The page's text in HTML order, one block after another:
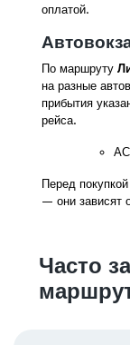
оплатой.
По маршруту
на разные
прибытия
рейса.
АС
Перед
— они зависят
Часто